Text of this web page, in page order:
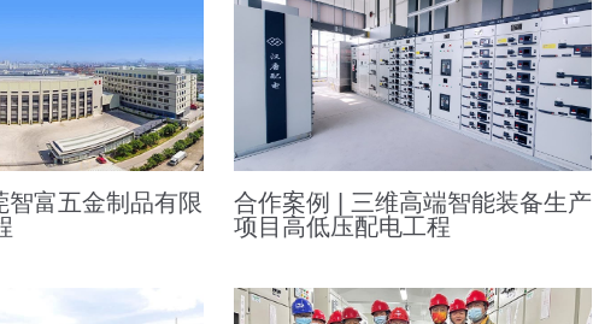
智富五金制品有限
合作案例 | 三维高端智能装备生产
项目高低压配电工程